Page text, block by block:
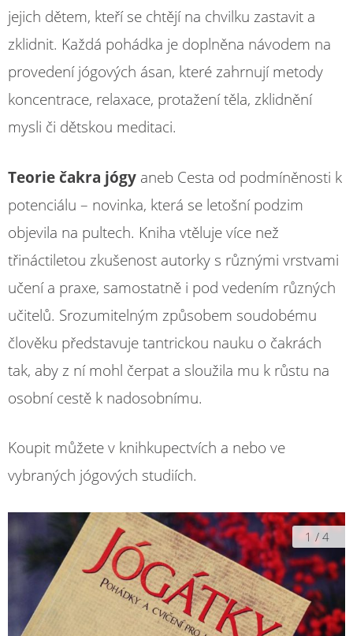
jejich dětem, kteří se chtějí na chvilku zastavit a
zklidnit. Každá pohádka je doplněna návodem na
provedení jógových ásan, které zahrnují metody
koncentrace, relaxace, protažení těla, zklidnění
mysli či dětskou meditaci.
Teorie čakra jógy aneb Cesta od podmíněnosti k
potenciálu – novinka, která se letošní podzim
objevila na pultech. Kniha vtěluje více než
třináctiletou zkušenost autorky s různými vrstvami
učení a praxe, samostatně i pod vedením různých
učitelů. Srozumitelným způsobem soudobému
člověku představuje tantrickou nauku o čakrách
tak, aby z ní mohl čerpat a sloužila mu k růstu na
osobní cestě k nadosobnímu.
Koupit můžete v knihkupectvích a nebo ve
vybraných jógových studiích.
1 / 4